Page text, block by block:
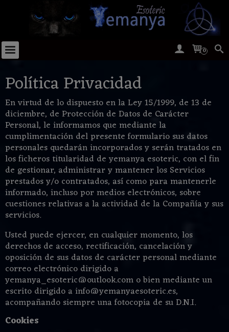
0
Política Privacidad
En virtud de lo dispuesto en la Ley 15/1999, de 13 de
diciembre, de Protección de Datos de Carácter
Personal, le informamos que mediante la
cumplimentación del presente formulario sus datos
personales quedarán incorporados y serán tratados en
los ficheros titularidad de yemanya esoteric, con el fin
de gestionar, administrar y mantener los Servicios
prestados y/o contratados, así como para mantenerle
informado, incluso por medios electrónicos, sobre
cuestiones relativas a la actividad de la Compañía y sus
servicios.
Usted puede ejercer, en cualquier momento, los
derechos de acceso, rectificación, cancelación y
oposición de sus datos de carácter personal mediante
correo electrónico dirigido a
yemanya_esoteric@outlook.com o bien mediante un
escrito dirigido ainfo@yemanyaesoteric.es,
acompañando siempre una fotocopia de su D.N.I.
Cookies